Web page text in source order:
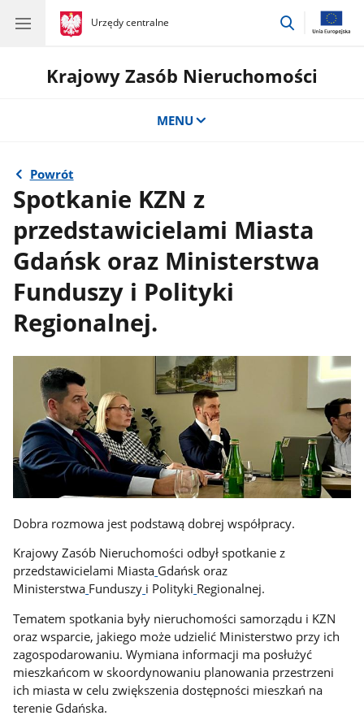
gov.pl
Urzędy centralne
gov.pl
Urzędy
przejdź
Krajowy Zasób Nieruchomości
MENU
Powrót
Spotkanie KZN z
przedstawicielami Miasta
Gdańsk oraz Ministerstwa
Funduszy i Polityki
Regionalnej.
Dobra rozmowa jest podstawą dobrej współpracy.
Krajowy Zasób Nieruchomości odbył spotkanie z
przedstawicielami Miasta Gdańsk oraz
Ministerstwa Funduszy i Polityki Regionalnej.
Tematem spotkania były nieruchomości samorządu i KZN
oraz wsparcie, jakiego może udzielić Ministerstwo przy ich
zagospodarowaniu. Wymiana informacji ma posłużyć
mieszkańcom w skoordynowaniu planowania przestrzeni
ich miasta w celu zwiększenia dostępności mieszkań na
terenie Gdańska.